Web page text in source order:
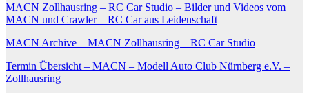
MACN Zollhausring – RC Car Studio – Bilder und Videos vom
MACN und Crawler – RC Car aus Leidenschaft
MACN Archive – MACN Zollhausring – RC Car Studio
Termin Übersicht – MACN – Modell Auto Club Nürnberg e.V. –
Zollhausring